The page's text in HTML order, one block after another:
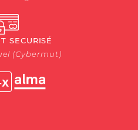
SECURISÉ
(Cybermut)